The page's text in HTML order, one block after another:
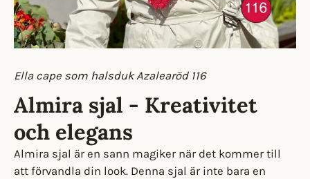
Ella cape som halsduk Azalearöd 116
Almira sjal - Kreativitet
och elegans
Almira sjal är en sann magiker när det kommer till
att förvandla din look. Denna sjal är inte bara en